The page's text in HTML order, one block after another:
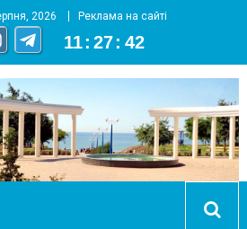
2026 Реклама на сайті
11 : 27 : 43
города Южный